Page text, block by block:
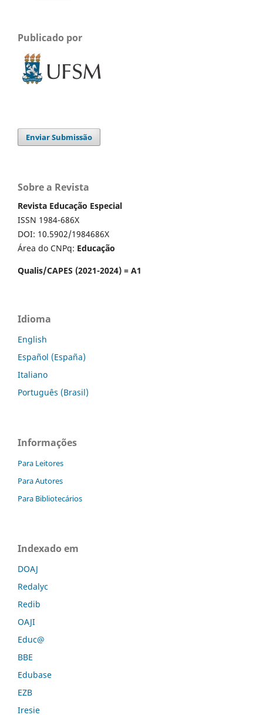
Publicado por
Enviar Submissão
Sobre a Revista
Revista Educação Especial
ISSN 1984-686X
DOI: 10.5902/1984686X
Área do CNPq: Educação
Qualis/CAPES (2021-2024) = A1
Idioma
English
Español (España)
Italiano
Português (Brasil)
Informações
Para Leitores
Para Autores
Para Bibliotecários
Indexado em
DOAJ
Redalyc
Redib
OAJI
Educ@
BBE
Edubase
EZB
Iresie